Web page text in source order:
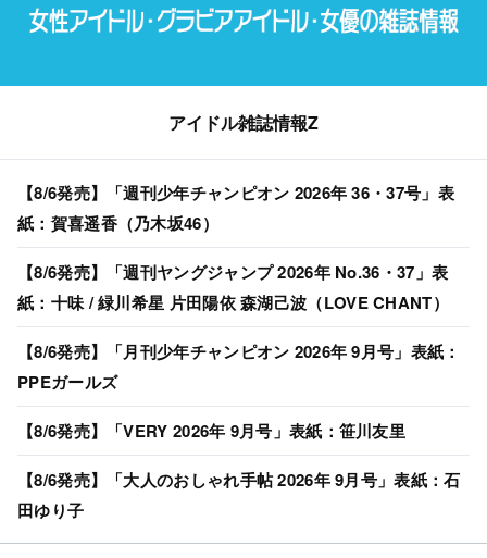
アイドル雑誌情報Z
【8/6発売】「週刊少年チャンピオン 2026年 36・37号」表
紙：賀喜遥香（乃木坂46）
【8/6発売】「週刊ヤングジャンプ 2026年 No.36・37」表
紙：十味 / 緑川希星 片田陽依 森湖己波（LOVE CHANT）
【8/6発売】「月刊少年チャンピオン 2026年 9月号」表紙：
PPEガールズ
【8/6発売】「VERY 2026年 9月号」表紙：笹川友里
【8/6発売】「大人のおしゃれ手帖 2026年 9月号」表紙：石
田ゆり子